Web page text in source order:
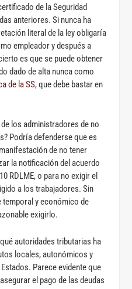
de la Seguridad
anteriores. Si nunca ha
literal de la ley obligaría
empleador y después a
es que se puede obtener
dado de alta nunca como
de la SS, que debe bastar en
los administradores de no
Podría defenderse que es
de no tener
la notificación del acuerdo
RDLME, o para no exigir el
a los trabajadores. Sin
y económico de
exigirlo.
autoridades tributarias ha
locales, autonómicos y
Parece evidente que
el pago de las deudas